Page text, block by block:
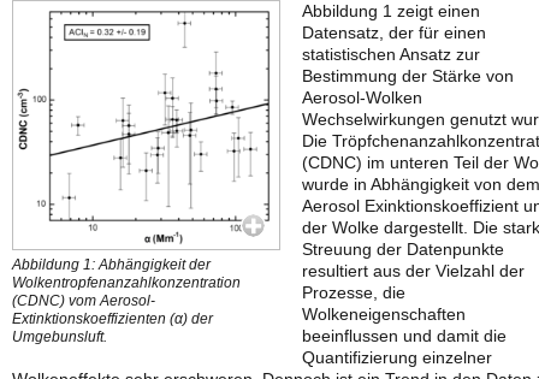
Abbildung 1: Abhängigkeit der
Wolkentropfenanzahlkonzentration
(CDNC) vom Aerosol-
Extinktionskoeffizienten (α) der
Umgebunsluft.
Abbildung 1 zeigt einen
Datensatz, der für einen
statistischen Ansatz zur
Bestimmung der Stärke von
Aerosol-Wolken
Wechselwirkungen genutzt
Die
(CDNC) im unteren Teil der
wurde in Abhängigkeit von dem
Aerosol Exinktionskoeffizient
der Wolke dargestellt. Die
Streuung der Datenpunkte
resultiert aus der Vielzahl der
Prozesse, die
Wolkeneigenschaften
beeinflussen und damit die
Quantifizierung einzelner